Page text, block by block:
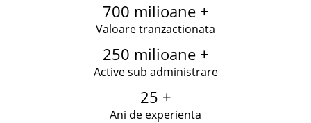
700 milioane +
Valoare tranzactionata
250 milioane +
Active sub administrare
25 +
Ani de experienta